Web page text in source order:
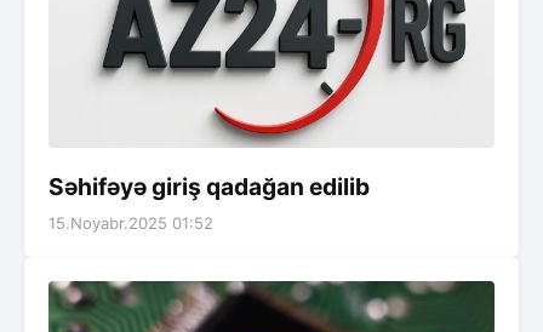
Səhifəyə giriş qadağan edilib
15.Noyabr.2025 01:52